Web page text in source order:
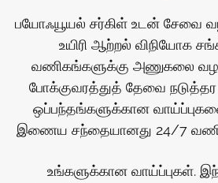
பயோஃயூயல் சர்கிள் உடன் சேவை
உயிரி ஆற்றல் விநியோக
வணிகங்களுக்கு அணுகலை
போக்குவரத்துத் தேவை
ஒப்பந்தங்களுக்கான
இணைய சந்தையானது 24/7
உங்களுக்கான வாய்ப்புகள்.